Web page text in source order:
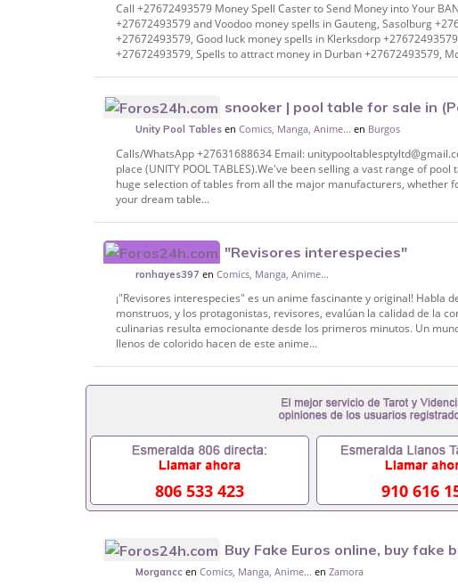
Call +27672493579 Money Spell Caster to Send Money into Your
+27672493579 and Voodoo money spells in Gauteng, Sasolburg
+27672493579, Good luck money spells in Klerksdorp
+27672493579, Spells to attract money in Durban +27672493579,
snooker | pool table for sale in
WhatsApp +27631688634
Unity Pool Tables enComics, Manga, Anime... en Burgos
Calls/WhatsApp +27631688634 Email:
place (UNITY POOL TABLES).We've been selling a vast range of
huge selection of tables from all the major manufacturers, whether
your dream table...
"Revisores interespecies"
ronhayes397 enComics, Manga, Anime...
¡"Revisores interespecies" es un anime fascinante y original! Habla
monstruos, y los protagonistas, revisores, evalúan la calidad de la
culinarias resulta emocionante desde los primeros minutos. Un
llenos de colorido hacen de este anime...
806 533 423 910 616
Buy Fake Euros online, buy fake
Cards online,Call/Text or whatsapp: +1(501)43
Morgancc enComics, Manga, Anime... enZamora